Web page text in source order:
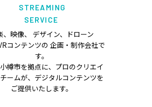
STREAMING
SERVICE
、映像、 デザイン、ドローン
コンテンツの 企画・制作会社で
す。
樽市を拠点に、プロのクリエイ
ームが、デジタルコンテンツを
ご提供いたします。